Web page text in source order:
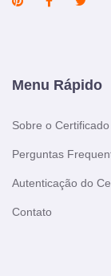
Menu Rápido
Sobre o Certificado
Perguntas
Autenticação do
Contato